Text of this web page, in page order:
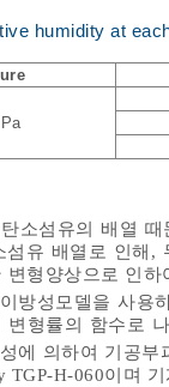
humidity at
소섬유의 배열
유 배열로 인해
형양상으로 인
방성모델을 사용
변형률의 함수로
에 의하여 기공
TGP-H-060이며